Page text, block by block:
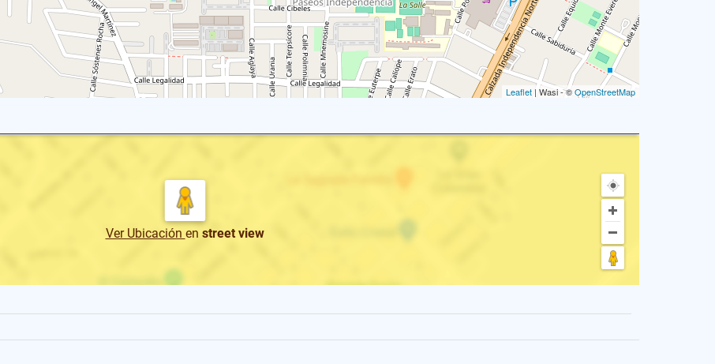
Leaflet | Wasi - ©OpenStreetMap
Ver Ubicación en street view